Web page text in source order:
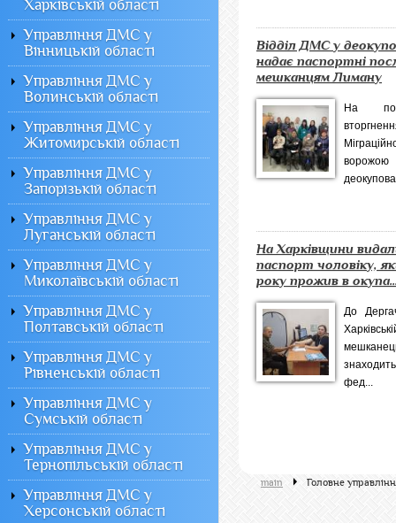
Відділ ДМС у
надає паспортні
мешканцям Лиману
На
На Харківщини
паспорт чоловіку,
року прожив в
До
фед...
main Головне
Харківській області
Управління ДМС у
Вінницькій області
Управління ДМС у
Волинській області
Управління ДМС у
Житомирській області
Управління ДМС у
Запорізькій області
Управління ДМС у
Луганській області
Управління ДМС у
Миколаївській області
Управління ДМС у
Полтавській області
Управління ДМС у
Рівненській області
Управління ДМС у
Сумській області
Управління ДМС у
Тернопільській області
Управління ДМС у
Херсонській області